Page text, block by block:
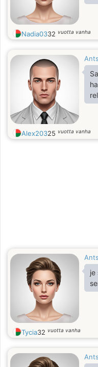
Nadia0332 vuotta vanha
Alex20325 vuotta vanha
je
Tycia32 vuotta vanha